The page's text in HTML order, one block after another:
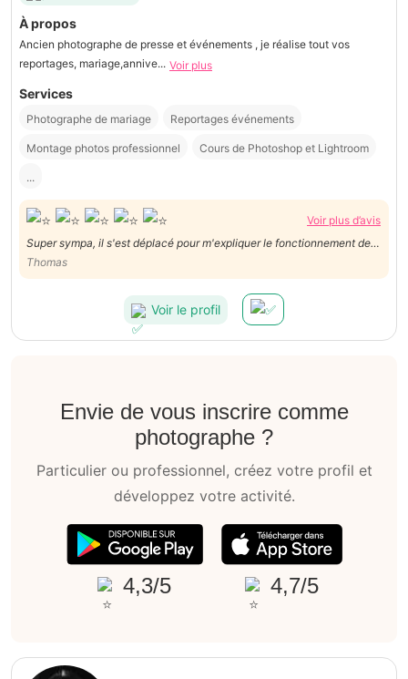
À propos
Ancien photographe de presse et événements , je réalise tout vos
reportages, mariage,annive... Voir plus
Services
Photographe de mariage Reportages événements
Montage photos professionnel Cours de Photoshop et Lightroom
...
Voir plus d’avis
Super sympa, il s'est déplacé pour m'expliquer le fonctionnement de
mon appareil. A l'écoute et disponible. Très bon service, à
recommander vivement.
Thomas
Voir le profil
Envie de vous inscrire comme
photographe ?
Particulier ou professionnel, créez votre profil et
développez votre activité.
4,3/5 4,7/5